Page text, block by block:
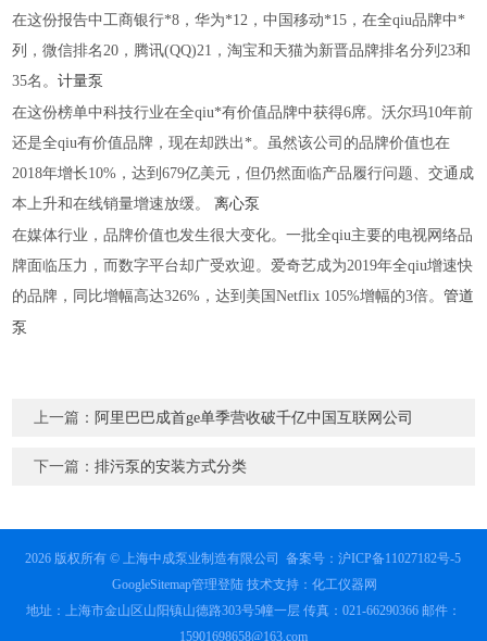
在这份报告中工商银行*8，华为*12，中国移动*15，在全qiu品牌中*
列，微信排名20，腾讯(QQ)21，淘宝和天猫为新晋品牌排名分列23和
35名。计量泵
在这份榜单中科技行业在全qiu*有价值品牌中获得6席。沃尔玛10年前
还是全qiu有价值品牌，现在却跌出*。虽然该公司的品牌价值也在
2018年增长10%，达到679亿美元，但仍然面临产品履行问题、交通成
本上升和在线销量增速放缓。离心泵
在媒体行业，品牌价值也发生很大变化。一批全qiu主要的电视网络品
牌面临压力，而数字平台却广受欢迎。爱奇艺成为2019年全qiu增速快
的品牌，同比增幅高达326%，达到美国Netflix 105%增幅的3倍。管道
泵
上一篇： 阿里巴巴成首ge单季营收破千亿中国互联网公司
下一篇：排污泵的安装方式分类
2026 版权所有 © 上海中成泵业制造有限公司备案号：沪ICP备11027182号-5
GoogleSitemap管理登陆 技术支持：化工仪器网
地址：上海市金山区山阳镇山德路303号5幢一层 传真：021-66290366 邮件：
15901698658@163.com